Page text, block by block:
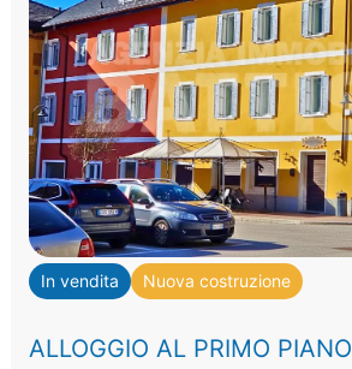
In vendita Nuova costruzione
ALLOGGIO AL PRIMO PIANO